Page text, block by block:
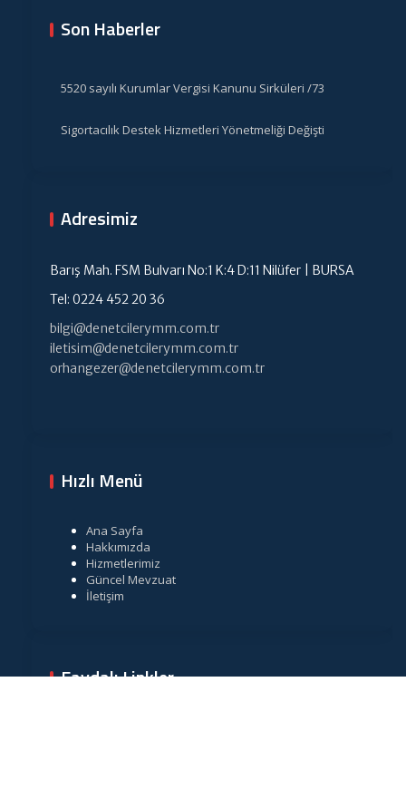
Son Haberler
5520 sayılı Kurumlar Vergisi Kanunu Sirküleri /73
Sigortacılık Destek Hizmetleri Yönetmeliği Değişti
Adresimiz
Barış Mah. FSM Bulvarı No:1 K:4 D:11 Nilüfer | BURSA
Tel: 0224 452 20 36
bilgi@denetcilerymm.com.tr
iletisim@denetcilerymm.com.tr
orhangezer@denetcilerymm.com.tr
Hızlı Menü
Ana Sayfa
Hakkımızda
Hizmetlerimiz
Güncel Mevzuat
İletişim
Faydalı Linkler